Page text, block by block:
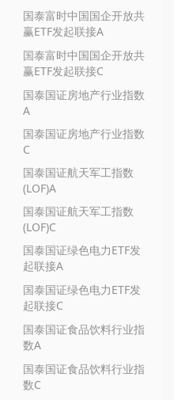
国泰富时中国国企开放共
赢ETF发起联接A
国泰富时中国国企开放共
赢ETF发起联接C
国泰国证房地产行业指数
A
国泰国证房地产行业指数
C
国泰国证航天军工指数
(LOF)A
国泰国证航天军工指数
(LOF)C
国泰国证绿色电力ETF发
起联接A
国泰国证绿色电力ETF发
起联接C
国泰国证食品饮料行业指
数A
国泰国证食品饮料行业指
数C